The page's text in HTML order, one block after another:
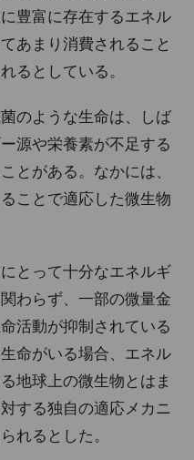
豊富に存在するエネル
あまり消費されること
るとしている。
のような生命は、しば
源や栄養素が不足する
とがある。なかには、
ことで適応した微生物
とって十分なエネルギ
わらず、一部の微量金
活動が抑制されている
命がいる場合、エネル
地球上の微生物とはま
する独自の適応メカニ
れるとした。